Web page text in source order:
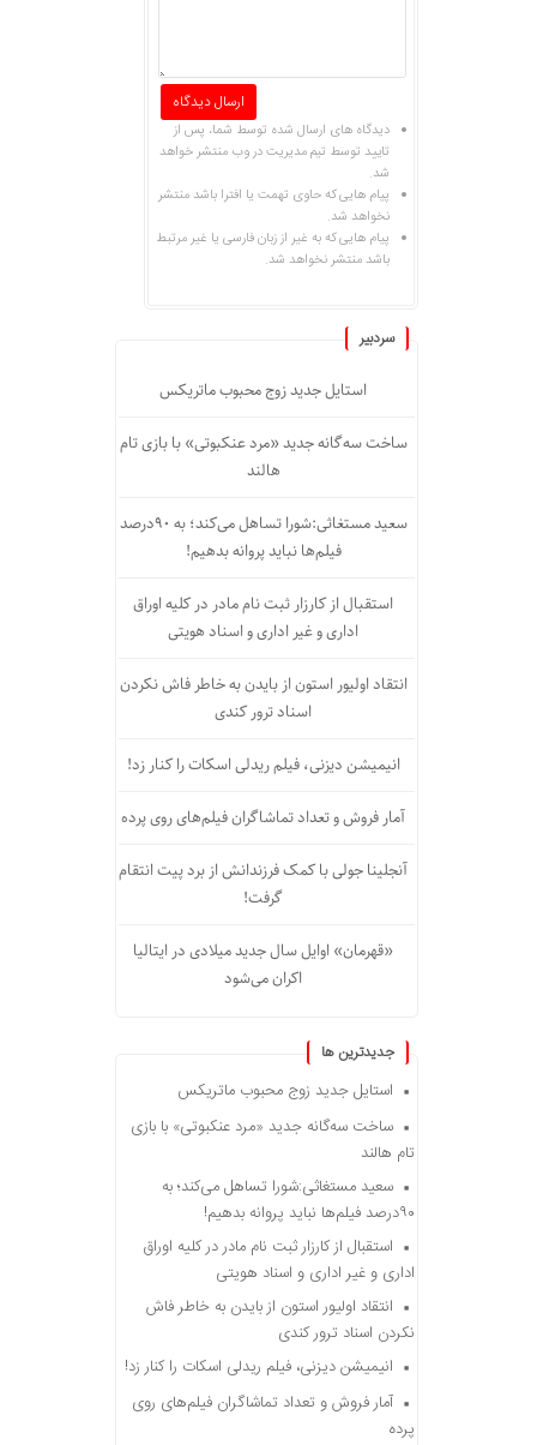
دیدگاه های ارسال شده توسط شما، پس از
تایید توسط تیم مدیریت در وب منتشر خواهد
شد.
پیام هایی که حاوی تهمت یا افترا باشد منتشر
نخواهد شد.
پیام هایی که به غیر از زبان فارسی یا غیر مرتبط
باشد منتشر نخواهد شد.
سردبیر
استایل جدید زوج محبوب ماتریکس
ساخت سه‌گانه جدید «مرد عنکبوتی» با بازی تام
هالند
سعید مستغاثی:شورا تساهل می‌کند؛ به ۹۰درصد
فیلم‌ها نباید پروانه بدهیم!
استقبال از کارزار ثبت نام مادر در کلیه اوراق
اداری و غیر اداری و اسناد هویتی
انتقاد اولیور استون از بایدن به خاطر فاش نکردن
اسناد ترور کندی
انیمیشن دیزنی، فیلم ریدلی اسکات را کنار زد!
آمار فروش و تعداد تماشاگران فیلم‌های روی پرده
آنجلینا جولی با کمک فرزندانش از برد پیت انتقام
گرفت!
«قهرمان» اوایل سال جدید میلادی در ایتالیا
اکران می‌شود
جديدترين ها
استایل جدید زوج محبوب ماتریکس
ساخت سه‌گانه جدید «مرد عنکبوتی» با بازی
تام هالند
سعید مستغاثی:شورا تساهل می‌کند؛ به
۹۰درصد فیلم‌ها نباید پروانه بدهیم!
استقبال از کارزار ثبت نام مادر در کلیه اوراق
اداری و غیر اداری و اسناد هویتی
انتقاد اولیور استون از بایدن به خاطر فاش
نکردن اسناد ترور کندی
انیمیشن دیزنی، فیلم ریدلی اسکات را کنار زد!
آمار فروش و تعداد تماشاگران فیلم‌های روی
پرده